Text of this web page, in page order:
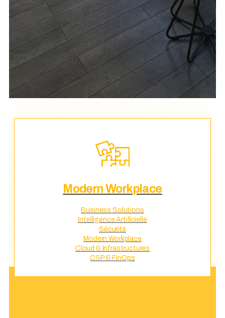
Modern Workplace
Business Solutions
Intelligence Artificielle
Sécurité
Modern Workplace
Cloud & Infrastructures
CSP & FinOps